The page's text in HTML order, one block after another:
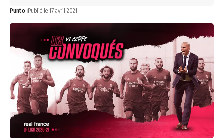
Punto Publié le 17 avril 2021